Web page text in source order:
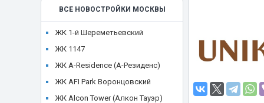
ВСЕ НОВОСТРОЙКИ МОСКВЫ
ЖК 1-й Шереметьевский
ЖК 1147
ЖК A-Residence (А-Резиденс)
ЖК AFI Park Воронцовский
ЖК Alcon Tower (Алкон Тауэр)